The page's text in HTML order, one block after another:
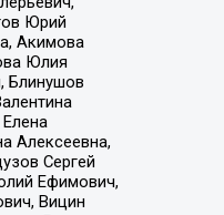
Юрий
Акимова
Юлия
Блинушов
Алексеевна,
Сергей
Ефимович,
Вицин